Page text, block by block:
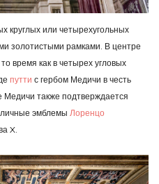
круглых или четырехугольных
золотистыми рамками. В центре
время как в четырех угловых
путти с гербом Медичи в честь
также подтверждается
личные эмблемы Лоренцо
X.